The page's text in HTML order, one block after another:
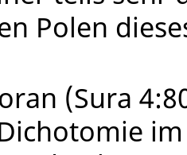
Polen
(Sura